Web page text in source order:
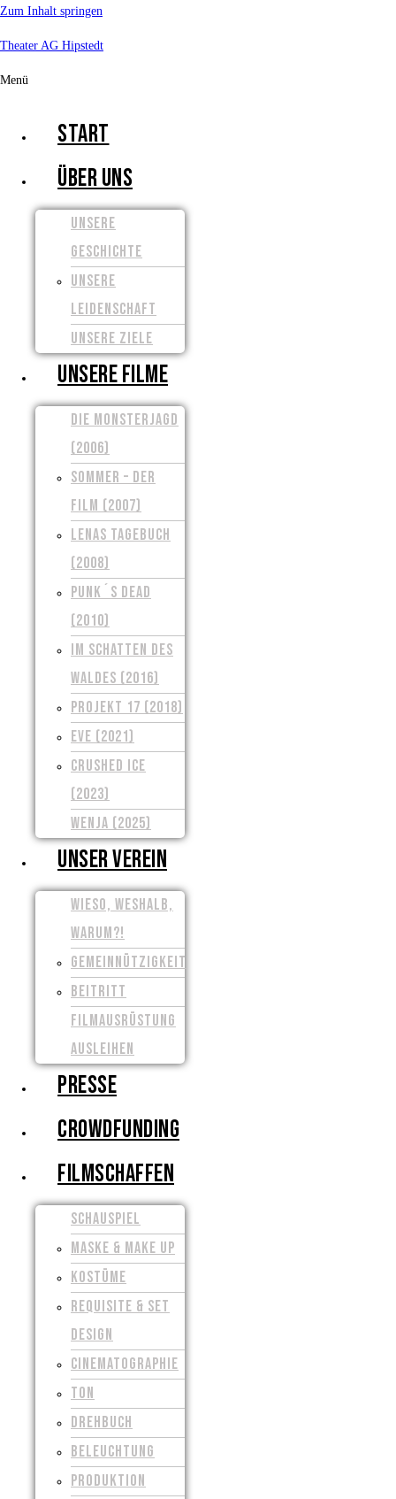
Zum Inhalt springen
Theater AG Hipstedt
Menü
START
ÜBER UNS
UNSERE
GESCHICHTE
UNSERE
LEIDENSCHAFT
UNSERE ZIELE
UNSERE FILME
DIE MONSTERJAGD
(2006)
SOMMER – DER
FILM (2007)
LENAS TAGEBUCH
(2008)
PUNK´S DEAD
(2010)
IM SCHATTEN DES
WALDES (2016)
PROJEKT 17 (2018)
EVE (2021)
CRUSHED ICE
(2023)
WENJA (2025)
UNSER VEREIN
WIESO, WESHALB,
WARUM?!
GEMEINNÜTZIGKEIT
BEITRITT
FILMAUSRÜSTUNG
AUSLEIHEN
PRESSE
CROWDFUNDING
FILMSCHAFFEN
SCHAUSPIEL
MASKE & MAKE UP
KOSTÜME
REQUISITE & SET
DESIGN
CINEMATOGRAPHIE
TON
DREHBUCH
BELEUCHTUNG
PRODUKTION